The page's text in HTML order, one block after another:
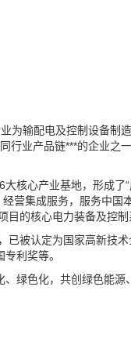
为输配电及控制设备制
行业产品链***的企业之
核心产业基地，形成了
营集成服务，服务中国
的核心电力装备及控制
已被认定为国家高新技
利奖等。
绿色化，共创绿色能